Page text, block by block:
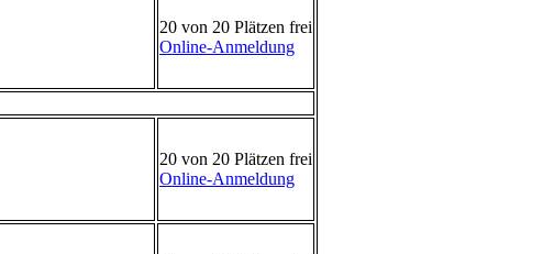
20 von 20 Plätzen frei
Online-Anmeldung
20 von 20 Plätzen frei
Online-Anmeldung